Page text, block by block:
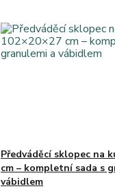
Předváděcí sklopec na
cm – kompletní sada s
vábidlem